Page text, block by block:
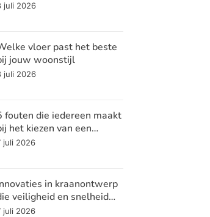
juli 2026
vloer past het beste
jouw woonstijl
juli 2026
fouten die iedereen maakt
het kiezen van een
juli 2026
in kraanontwerp
veiligheid en snelheid
juli 2026